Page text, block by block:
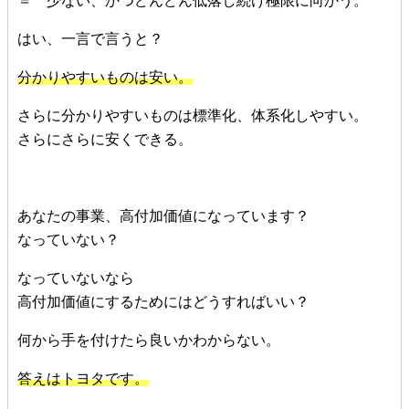
はい、一言で言うと？
分かりやすいものは安い。
さらに分かりやすいものは標準化、体系化しやすい。
さらにさらに安くできる。
あなたの事業、高付加価値になっています？
なっていない？
なっていないなら
高付加価値にするためにはどうすればいい？
何から手を付けたら良いかわからない。
答えはトヨタです。